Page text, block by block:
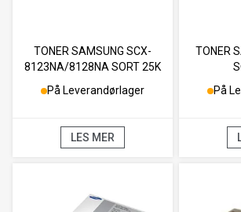
TONER SAMSUNG SCX-
8123NA/8128NA SORT 25K
På Leverandørlager
LES MER
TONER
På